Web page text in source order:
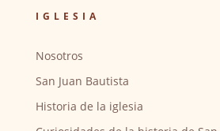
IGLESIA
Nosotros
San Juan Bautista
Historia de la iglesia